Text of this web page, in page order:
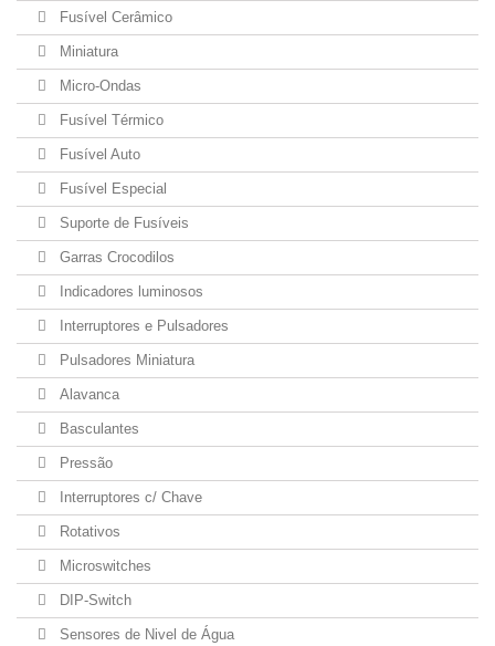
Fusível Cerâmico
Miniatura
Micro-Ondas
Fusível Térmico
Fusível Auto
Fusível Especial
Suporte de Fusíveis
Garras Crocodilos
Indicadores luminosos
Interruptores e Pulsadores
Pulsadores Miniatura
Alavanca
Basculantes
Pressão
Interruptores c/ Chave
Rotativos
Microswitches
DIP-Switch
Sensores de Nivel de Água